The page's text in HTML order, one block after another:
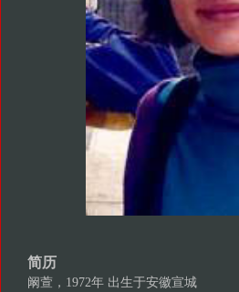
简历
阚萱，1972年 出生于安徽宣城